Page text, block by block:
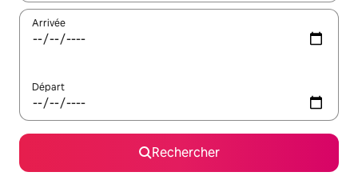
Arrivée
Départ
Rechercher